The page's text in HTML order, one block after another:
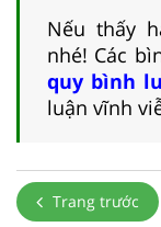
Nếu thấy
nhé! Các
quy bình
luận vĩnh
Trang trước